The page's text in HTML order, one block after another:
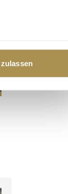
im
zu können
Informationen
Ihrer Nutzung